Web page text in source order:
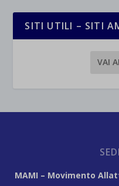
SITI UTILI – SITI
VAI
MAMI – Movimento